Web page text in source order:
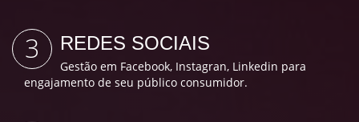
3 REDES SOCIAIS
Gestão em Facebook, Instagran, Linkedin para
engajamento de seu público consumidor.